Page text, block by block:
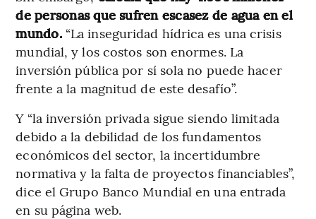
de personas que sufren escasez de agua en el
mundo.“La inseguridad hídrica es una crisis
mundial, y los costos son enormes. La
inversión pública por sí sola no puede hacer
frente a la magnitud de este desafío”.
Y “la inversión privada sigue siendo limitada
debido a la debilidad de los fundamentos
económicos del sector, la incertidumbre
normativa y la falta de proyectos financiables”,
dice el Grupo Banco Mundial en una entrada
en su página web.